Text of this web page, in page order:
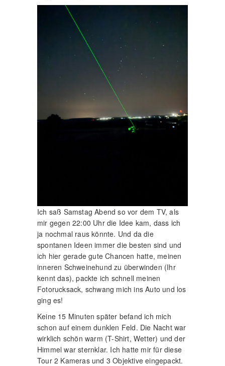
Ich saß Samstag Abend so vor dem TV, als
mir gegen 22:00 Uhr die Idee kam, dass ich
ja nochmal raus könnte. Und da die
spontanen Ideen immer die besten sind und
ich hier gerade gute Chancen hatte, meinen
inneren Schweinehund zu überwinden (Ihr
kennt das), packte ich schnell meinen
Fotorucksack, schwang mich ins Auto und los
ging es!
Keine 15 Minuten später befand ich mich
schon auf einem dunklen Feld. Die Nacht war
wirklich schön warm (T-Shirt, Wetter) und der
Himmel war sternklar. Ich hatte mir für diese
Tour 2 Kameras und 3 Objektive eingepackt.